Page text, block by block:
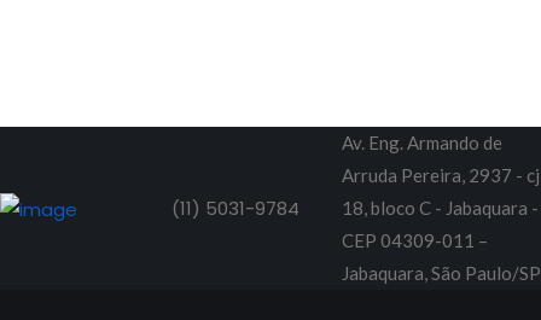
(11) 5031-9784
Av. Eng. Armando de
Arruda Pereira, 2937 - cj
18, bloco C - Jabaquara -
CEP 04309-011 –
Jabaquara, São Paulo/SP